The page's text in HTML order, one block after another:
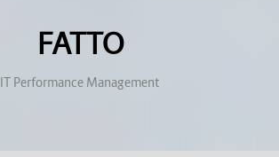
FATTO
IT Performance Management